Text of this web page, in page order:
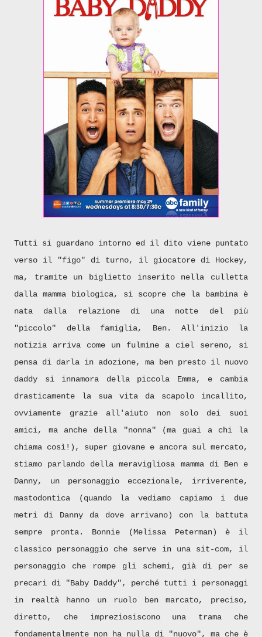
Tutti si guardano intorno ed il dito viene puntato
verso il "figo" di turno, il giocatore di Hockey,
ma, tramite un biglietto inserito nella culletta
dalla mamma biologica, si scopre che la bambina è
nata dalla relazione di una notte del più
"piccolo" della famiglia, Ben. All'inizio la
notizia arriva come un fulmine a ciel sereno, si
pensa di darla in adozione, ma ben presto il nuovo
daddy si innamora della piccola Emma, e cambia
drasticamente la sua vita da scapolo incallito,
ovviamente grazie all'aiuto non solo dei suoi
amici, ma anche della "nonna" (ma guai a chi la
chiama così!), super giovane e ancora sul mercato,
stiamo parlando della meravigliosa mamma di Ben e
Danny, un personaggio eccezionale, irriverente,
mastodontica (quando la vediamo capiamo i due
metri di Danny da dove arrivano) con la battuta
sempre pronta. Bonnie (Melissa Peterman) è il
classico personaggio che serve in una sit-com, il
personaggio che rompe gli schemi, già di per se
precari di "Baby Daddy", perché tutti i personaggi
in realtà hanno un ruolo ben marcato, preciso,
diretto, che impreziosiscono una trama che
fondamentalmente non ha nulla di "nuovo", ma che è